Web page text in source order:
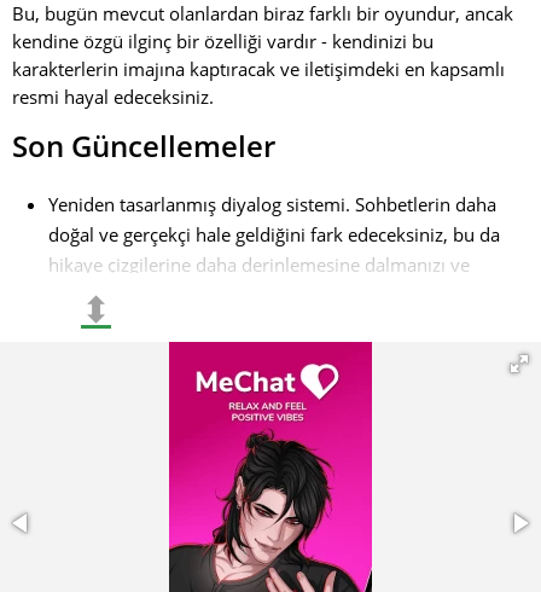
Bu, bugün mevcut olanlardan biraz farklı bir oyundur, ancak
kendine özgü ilginç bir özelliği vardır - kendinizi bu
karakterlerin imajına kaptıracak ve iletişimdeki en kapsamlı
resmi hayal edeceksiniz.
Son Güncellemeler
Yeniden tasarlanmış diyalog sistemi. Sohbetlerin daha
doğal ve gerçekçi hale geldiğini fark edeceksiniz, bu da
hikaye çizgilerine daha derinlemesine dalmanızı ve
karakterlerin motivasyonlarını daha iyi anlamanızı
sağlar;
Diyaloglar arasında hızlı gezinme özelliği eklendi, bu da
önceki repliklere kolayca dönmenizi ve önemli anları
yeniden gözden geçirmenizi sağlar. Bu yenilik,
diyalogları analiz etmeyi ve düşünülmüş kararlar almayı
sevenler için özellikle beğenilecektir;
Karakter profillerinin yeni tasarımı eklendi, bu da daha
bilgilendirici ve algılanması kolay hale geldi. Artık
oyuncular, karakterlerin ana özellikleri ve ilgi alanlarının
⬍